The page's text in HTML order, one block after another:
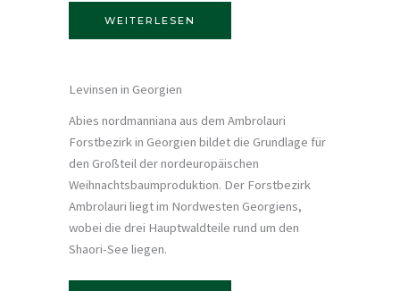
WEITERLESEN
Levinsen in Georgien
Abies nordmanniana aus dem Ambrolauri
Forstbezirk in Georgien bildet die Grundlage für
den Großteil der nordeuropäischen
Weihnachtsbaumproduktion. Der Forstbezirk
Ambrolauri liegt im Nordwesten Georgiens,
wobei die drei Hauptwaldteile rund um den
Shaori-See liegen.